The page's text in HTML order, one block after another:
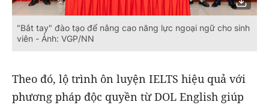
"Bắt tay" đào tạo để nâng cao năng lực ngoại ngữ cho sinh
viên - Ảnh: VGP/NN
Theo đó, lộ trình ôn luyện IELTS hiệu quả với
phương pháp độc quyền từ DOL English giúp